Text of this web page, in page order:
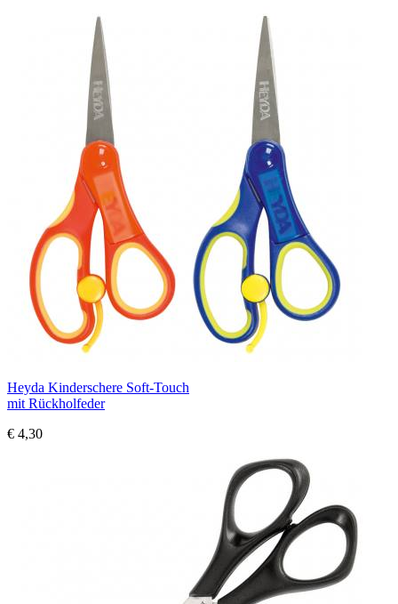
Heyda Kinderschere Soft-Touch
mit Rückholfeder
€ 4,30